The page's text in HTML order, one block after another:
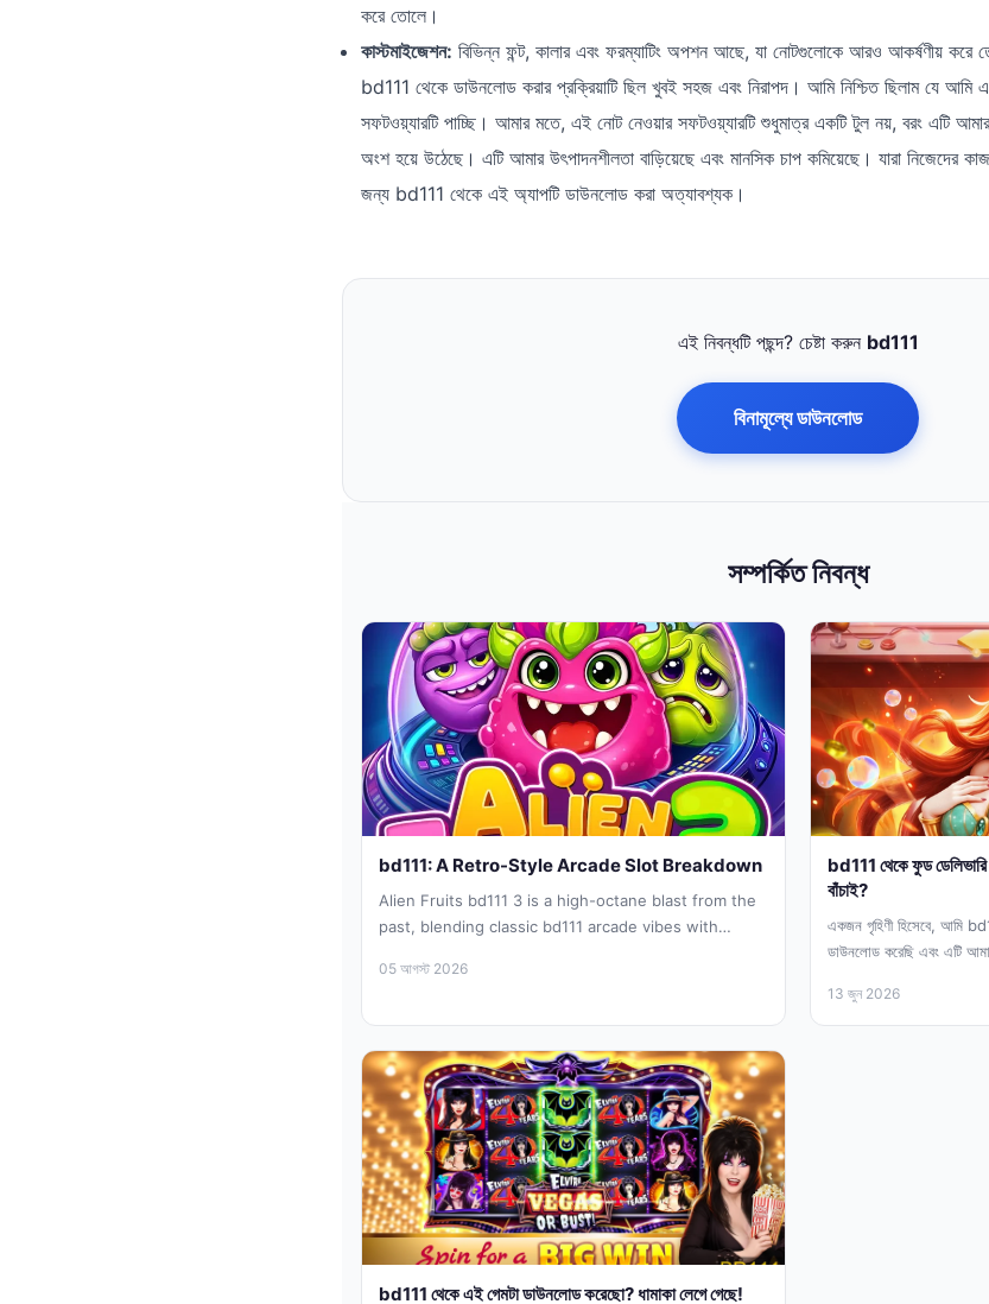
করে তোলে।
কাস্টমাইজেশন: বিভিন্ন ফন্ট, কালার এবং ফরম্যাটিং অপশন আছে, যা নোটগুলোকে আরও আকর্ষণীয় করে
bd111 থেকে ডাউনলোড করার প্রক্রিয়াটি ছিল খুবই সহজ এবং নিরাপদ। আমি নিশ্চিত ছিলাম যে আমি
সফটওয়্যারটি পাচ্ছি। আমার মতে, এই নোট নেওয়ার সফটওয়্যারটি শুধুমাত্র একটি টুল নয়, বরং এটি আমার
অংশ হয়ে উঠেছে। এটি আমার উৎপাদনশীলতা বাড়িয়েছে এবং মানসিক চাপ কমিয়েছে। যারা নিজেদের
জন্য bd111 থেকে এই অ্যাপটি ডাউনলোড করা অত্যাবশ্যক।
এই নিবন্ধটি পছন্দ? চেষ্টা করুন bd111
বিনামূল্যে ডাউনলোড
সম্পর্কিত নিবন্ধ
bd111: A Retro-Style Arcade Slot Breakdown
Alien Fruits bd111 3 is a high-octane blast from the
past, blending classic bd111 arcade vibes with
05 আগস্ট 2026
bd111 থেকে ফুড
বাঁচাই?
একজন গৃহিণী হিসেবে, আমি
ডাউনলোড করেছি এবং এটি
13 জুন 2026
bd111 থেকে এই গেমটা ডাউনলোড করেছো? ধামাকা লেগে গেছে!